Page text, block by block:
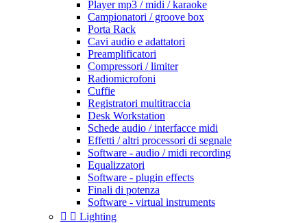
Player mp3 / midi / karaoke
Campionatori / groove box
Porta Rack
Cavi audio e adattatori
Preamplificatori
Compressori / limiter
Radiomicrofoni
Cuffie
Registratori multitraccia
Desk Workstation
Schede audio / interfacce midi
Effetti / altri processori di segnale
Software - audio / midi recording
Equalizzatori
Software - plugin effects
Finali di potenza
Software - virtual instruments
  Lighting